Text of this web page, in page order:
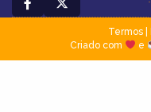
Termos|
Criado com
e